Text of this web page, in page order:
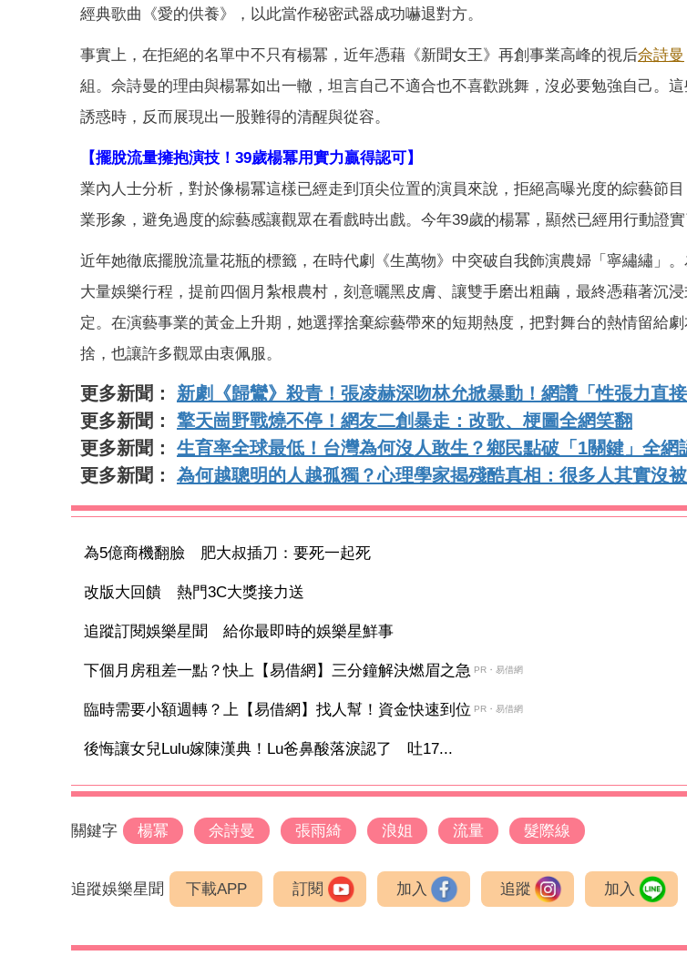
經典歌曲《愛的供養》，以此當作秘密武器成功嚇退對方。
事實上，在拒絕的名單中不只有楊冪，近年憑藉《新聞女王》再創事業高峰的視后佘詩曼
組。佘詩曼的理由與楊冪如出一轍，坦言自己不適合也不喜歡跳舞，沒必要勉強自己。
誘惑時，反而展現出一股難得的清醒與從容。
【擺脫流量擁抱演技！39歲楊冪用實力贏得認可】
業內人士分析，對於像楊冪這樣已經走到頂尖位置的演員來說，拒絕高曝光度的綜藝節
業形象，避免過度的綜藝感讓觀眾在看戲時出戲。今年39歲的楊冪，顯然已經用行動證實
近年她徹底擺脫流量花瓶的標籤，在時代劇《生萬物》中突破自我飾演農婦「寧繡繡」
大量娛樂行程，提前四個月紮根農村，刻意曬黑皮膚、讓雙手磨出粗繭，最終憑藉著沉
定。在演藝事業的黃金上升期，她選擇捨棄綜藝帶來的短期熱度，把對舞台的熱情留給
捨，也讓許多觀眾由衷佩服。
更多新聞： 新劇《歸鸞》殺青！張凌赫深吻林允掀暴動！網讚「性張力直接
更多新聞： 擎天崗野戰燒不停！網友二創暴走：改歌、梗圖全網笑翻
更多新聞： 生育率全球最低！台灣為何沒人敢生？鄉民點破「1關鍵」全網
更多新聞： 為何越聰明的人越孤獨？心理學家揭殘酷真相：很多人其實沒
為5億商機翻臉 肥大叔插刀：要死一起死
改版大回饋 熱門3C大獎接力送
追蹤訂閱娛樂星聞 給你最即時的娛樂星鮮事
下個月房租差一點？快上【易借網】三分鐘解決燃眉之急 PR・易借網
臨時需要小額週轉？上【易借網】找人幫！資金快速到位 PR・易借網
後悔讓女兒Lulu嫁陳漢典！Lu爸鼻酸落淚認了 吐17...
關鍵字 楊冪 佘詩曼 張雨綺 浪姐 流量 髮際線
追蹤娛樂星聞 下載APP 訂閱 加入 追蹤 加入